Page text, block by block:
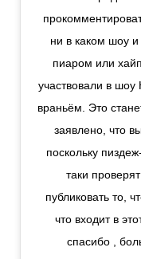
ни в каком шоу
пиаром или
участвовали в
враньём. Это
заявлено, что
поскольку
таки
публиковать то,
что входит в
спасибо ,